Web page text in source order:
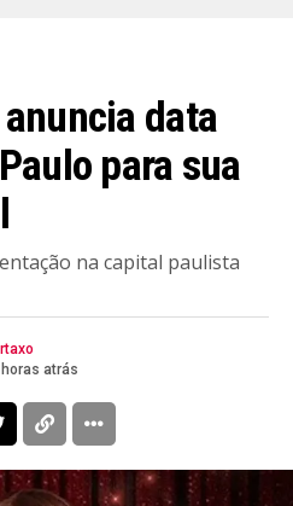
data
para sua
na capital paulista
atrás